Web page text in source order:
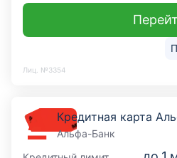
Лиц. №3354
Кредитная карта
Альфа-Банк